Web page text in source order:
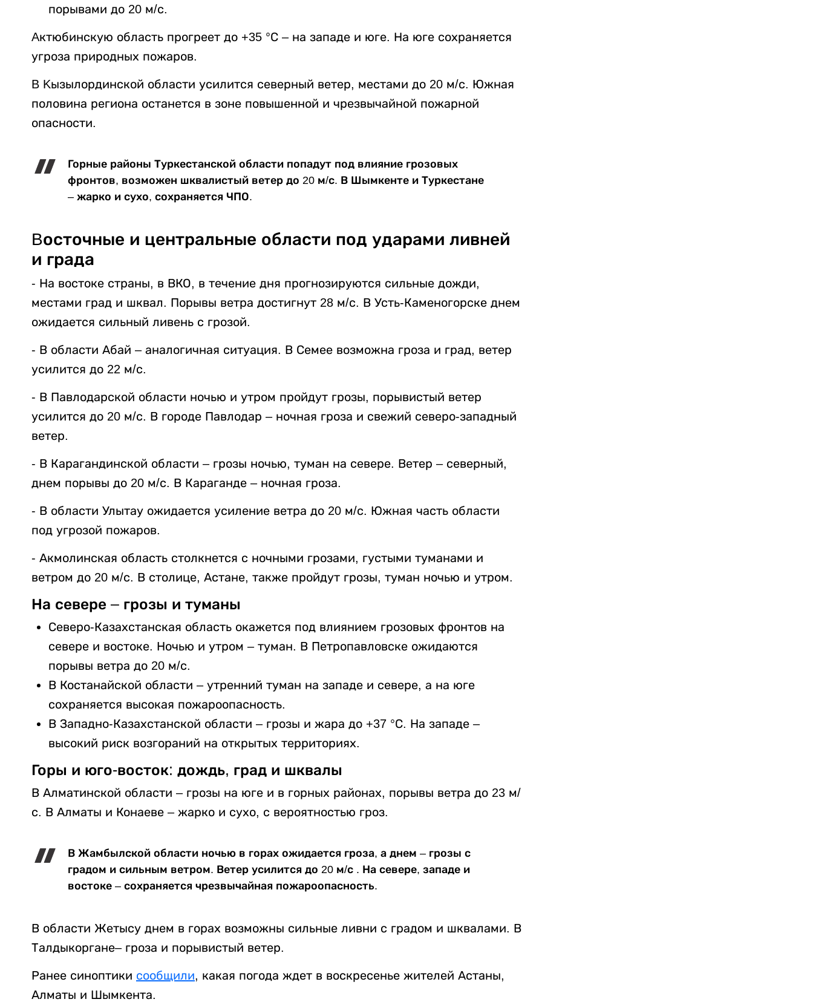
порывами до 20 м/с.
Aктюбинскую область прогреет до +35 °С – на западе и юге. На юге сохраняется
угроза природных пожаров.
B Kызылординской области усилится северный ветер, местами до 20 м/с. Южная
половина региона останется в зоне повышенной и чрезвычайной пожарной
опасности.
Горные районы Туркестанской области попадут под влияние грозовых
фронтов, возможен шквалистый ветер до 20 м/с. В Шымкенте и Туркестане
– жарко и сухо, сохраняется ЧПО.
Bосточные и центральные области под ударами ливней
и града
- На востоке страны, в ВКО, в течение дня прогнозируются сильные дожди,
местами град и шквал. Порывы ветра достигнут 28 м/с. В Усть-Каменогорске днем
ожидается сильный ливень с грозой.
- В области Абай – аналогичная ситуация. В Семее возможна гроза и град, ветер
усилится до 22 м/с.
- В Павлодарской области ночью и утром пройдут грозы, порывистый ветер
усилится до 20 м/с. В городе Павлодар – ночная гроза и свежий северо-западный
ветер.
- В Карагандинской области – грозы ночью, туман на севере. Ветер – северный,
днем порывы до 20 м/с. В Караганде – ночная гроза.
- В области Улытау ожидается усиление ветра до 20 м/с. Южная часть области
под угрозой пожаров.
- Акмолинская область столкнется с ночными грозами, густыми туманами и
ветром до 20 м/с. В столице, Астане, также пройдут грозы, туман ночью и утром.
На севере – грозы и туманы
Северо-Казахстанская область окажется под влиянием грозовых фронтов на
севере и востоке. Ночью и утром – туман. В Петропавловске ожидаются
порывы ветра до 20 м/с.
В Костанайской области – утренний туман на западе и севере, а на юге
сохраняется высокая пожароопасность.
В Западно-Казахстанской области – грозы и жара до +37 °С. На западе –
высокий риск возгораний на открытых территориях.
Горы и юго-восток: дождь, град и шквалы
В Алматинской области – грозы на юге и в горных районах, порывы ветра до 23 м/
с. В Алматы и Конаеве – жарко и сухо, с вероятностью гроз.
В Жамбылской области ночью в горах ожидается гроза, а днем – грозы с
градом и сильным ветром. Ветер усилится до 20 м/с . На севере, западе и
востоке – сохраняется чрезвычайная пожароопасность.
В области Жетысу днем в горах возможны сильные ливни с градом и шквалами. В
Талдыкоргане– гроза и порывистый ветер.
Ранее синоптики сообщили, какая погода ждет в воскресенье жителей Астаны,
Алматы и Шымкента.